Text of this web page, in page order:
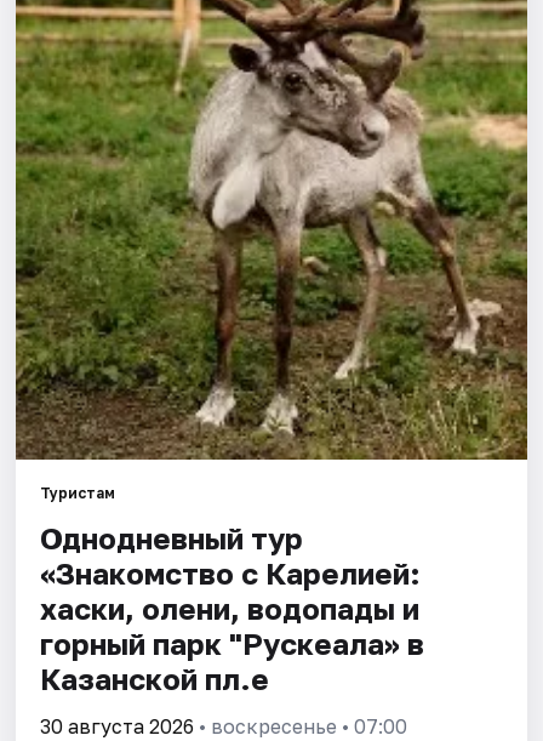
Туристам
Однодневный тур
«Знакомство с Карелией:
хаски, олени, водопады и
горный парк "Рускеала» в
Казанской пл.е
30 августа 2026 • воскресенье • 07:00